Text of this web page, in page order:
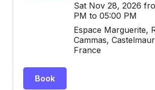
Sat Nov 28, 2026
PM to 05:00 PM
Espace Marguerite,
Cammas,
France
Book